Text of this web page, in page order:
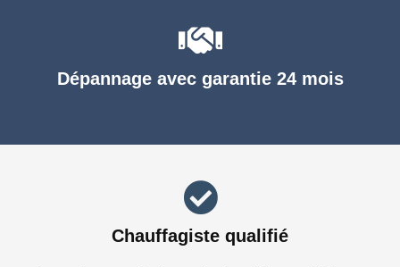
Dépannage avec garantie 24 mois
Chauffagiste qualifié